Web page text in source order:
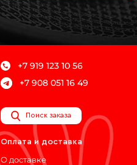
+7 919 123 10 56
+7 908 051 16 49
Поиск заказа
Оплата и доставка
О доставке